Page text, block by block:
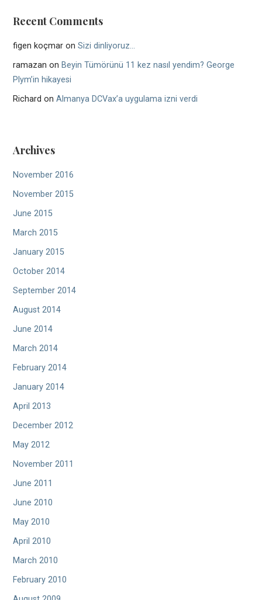
Recent Comments
figen koçmar onSizi dinliyoruz…
ramazan on Beyin Tümörünü 11 kez nasıl yendim? George
Plym’in hikayesi
Richard onAlmanya DCVax’a uygulama izni verdi
Archives
November 2016
November 2015
June 2015
March 2015
January 2015
October 2014
September 2014
August 2014
June 2014
March 2014
February 2014
January 2014
April 2013
December 2012
May 2012
November 2011
June 2011
June 2010
May 2010
April 2010
March 2010
February 2010